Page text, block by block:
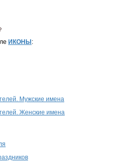
ИКОНЫ :
Мужские имена
Женские имена